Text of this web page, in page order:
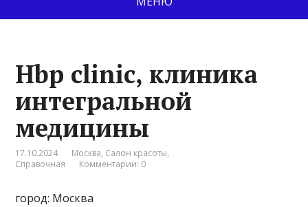
Hbp clinic, клиника
интегральной
медицины
17.10.2024 Москва, Салон красоты,
Справочная
Комментарии: 0
город: Москва